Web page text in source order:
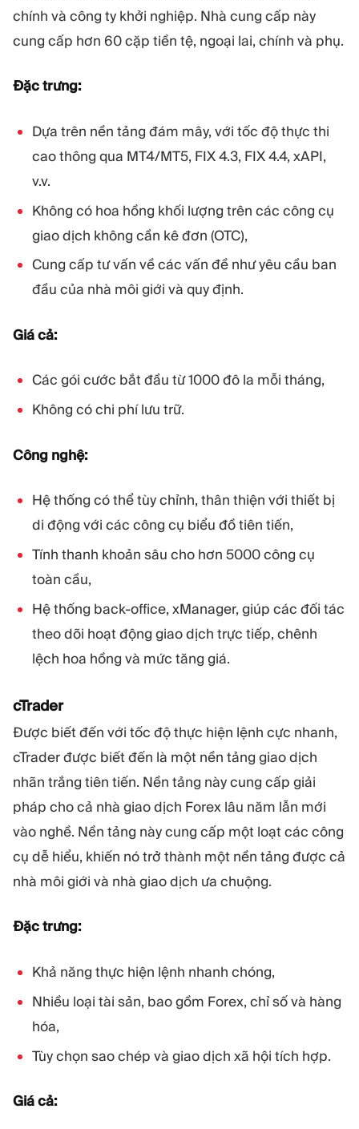
chính và công ty khởi nghiệp. Nhà cung cấp này
cung cấp hơn 60 cặp tiền tệ, ngoại lai, chính và phụ.
Đặc trưng:
Dựa trên nền tảng đám mây, với tốc độ thực thi
cao thông qua MT4/MT5, FIX 4.3, FIX 4.4, xAPI,
v.v.
Không có hoa hồng khối lượng trên các công cụ
giao dịch không cần kê đơn (OTC),
Cung cấp tư vấn về các vấn đề như yêu cầu ban
đầu của nhà môi giới và quy định.
Giá cả:
Các gói cước bắt đầu từ 1000 đô la mỗi tháng,
Không có chi phí lưu trữ.
Công nghệ:
Hệ thống có thể tùy chỉnh, thân thiện với thiết bị
di động với các công cụ biểu đồ tiên tiến,
Tính thanh khoản sâu cho hơn 5000 công cụ
toàn cầu,
Hệ thống back-office, xManager, giúp các đối tác
theo dõi hoạt động giao dịch trực tiếp, chênh
lệch hoa hồng và mức tăng giá.
cTrader
Được biết đến với tốc độ thực hiện lệnh cực nhanh,
cTrader được biết đến là một nền tảng giao dịch
nhãn trắng tiên tiến. Nền tảng này cung cấp giải
pháp cho cả nhà giao dịch Forex lâu năm lẫn mới
vào nghề. Nền tảng này cung cấp một loạt các công
cụ dễ hiểu, khiến nó trở thành một nền tảng được cả
nhà môi giới và nhà giao dịch ưa chuộng.
Đặc trưng:
Khả năng thực hiện lệnh nhanh chóng,
Nhiều loại tài sản, bao gồm Forex, chỉ số và hàng
hóa,
Tùy chọn sao chép và giao dịch xã hội tích hợp.
Giá cả: